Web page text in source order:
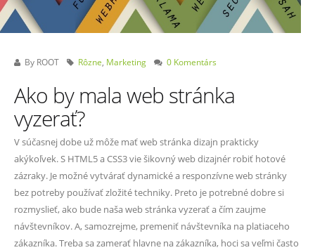
By ROOT Rôzne Marketing 0 Komentárs
Ako by mala web stránka
vyzerať?
V súčasnej dobe už môže mať web stránka dizajn prakticky
akýkoľvek. S HTML5 a CSS3 vie šikovný web dizajnér robiť hotové
zázraky. Je možné vytvárať dynamické a responzívne web stránky
bez potreby používať zložité techniky. Preto je potrebné dobre si
rozmyslieť, ako bude naša web stránka vyzerať a čím zaujme
návštevníkov. A, samozrejme, premeniť návštevníka na platiaceho
zákazníka. Treba sa zamerať hlavne na zákazníka, hoci sa veľmi často